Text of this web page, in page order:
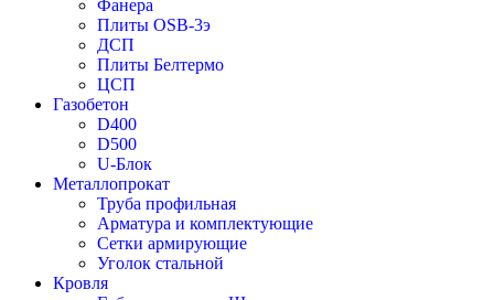
Фанера
Плиты OSB-3э
ДСП
Плиты Белтермо
ЦСП
Газобетон
D400
D500
U-Блок
Металлопрокат
Труба профильная
Арматура и комплектующие
Сетки армирующие
Уголок стальной
Кровля